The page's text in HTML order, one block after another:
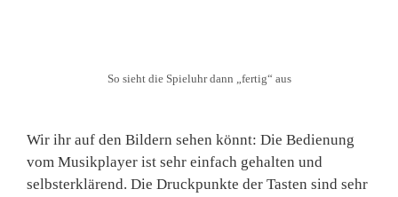
So sieht die Spieluhr dann „fertig“ aus
Wir ihr auf den Bildern sehen könnt: Die Bedienung
vom Musikplayer ist sehr einfach gehalten und
selbsterklärend. Die Druckpunkte der Tasten sind sehr